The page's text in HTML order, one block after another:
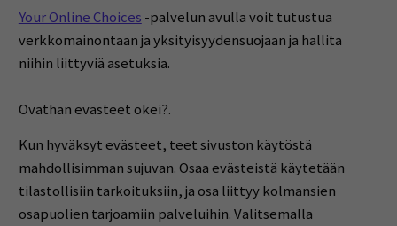
Your Online Choices -palvelun avulla voit tutustua
verkkomainontaan ja yksityisyydensuojaan ja hallita
niihin liittyviä asetuksia.
Ovathan evästeet okei?.
Kun hyväksyt evästeet, teet sivuston käytöstä
mahdollisimman sujuvan. Osaa evästeistä käytetään
tilastollisiin tarkoituksiin, ja osa liittyy kolmansien
osapuolien tarjoamiin palveluihin. Valitsemalla